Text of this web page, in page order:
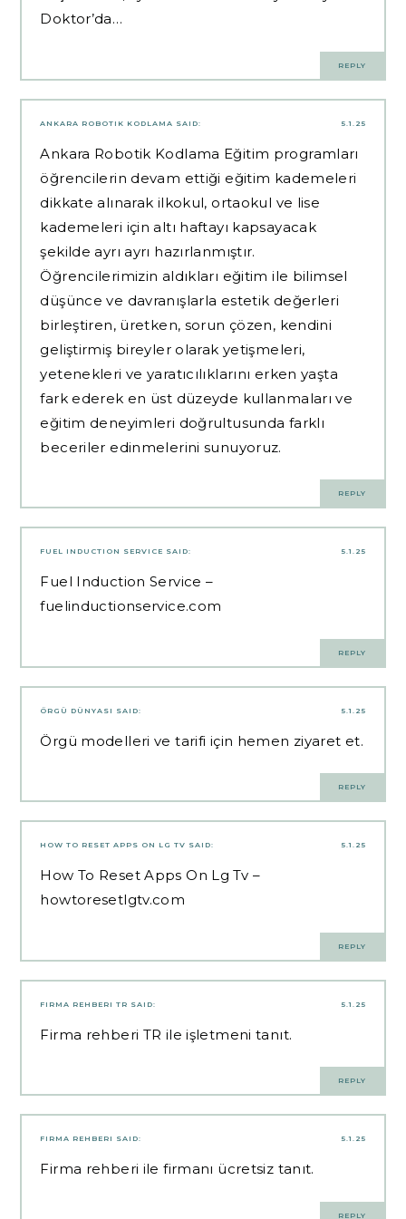
Doktor’da…
REPLY
5.1.25
ANKARA ROBOTIK KODLAMA SAID:
Ankara Robotik Kodlama Eğitim programları
öğrencilerin devam ettiği eğitim kademeleri
dikkate alınarak ilkokul, ortaokul ve lise
kademeleri için altı haftayı kapsayacak
şekilde ayrı ayrı hazırlanmıştır.
Öğrencilerimizin aldıkları eğitim ile bilimsel
düşünce ve davranışlarla estetik değerleri
birleştiren, üretken, sorun çözen, kendini
geliştirmiş bireyler olarak yetişmeleri,
yetenekleri ve yaratıcılıklarını erken yaşta
fark ederek en üst düzeyde kullanmaları ve
eğitim deneyimleri doğrultusunda farklı
beceriler edinmelerini sunuyoruz.
REPLY
5.1.25
FUEL INDUCTION SERVICE SAID:
Fuel Induction Service –
fuelinductionservice.com
REPLY
5.1.25
ÖRGÜ DÜNYASI SAID:
Örgü modelleri ve tarifi için hemen ziyaret et.
REPLY
5.1.25
HOW TO RESET APPS ON LG TV SAID:
How To Reset Apps On Lg Tv –
howtoresetlgtv.com
REPLY
5.1.25
FIRMA REHBERI TR SAID:
Firma rehberi TR ile işletmeni tanıt.
REPLY
5.1.25
FIRMA REHBERI SAID:
Firma rehberi ile firmanı ücretsiz tanıt.
REPLY